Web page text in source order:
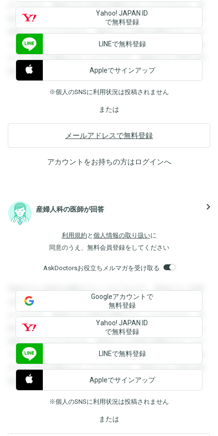
ができます。登録すると回答を閲覧することができます。登
録すると回答を閲覧することができます。登録すると回答を
閲覧することができます。登録すると回答を閲覧することが
できます。登録すると回答を閲覧することができます。登録
すると回答を閲覧することができます。登録すると回答を閲
覧することができます。
Yahoo! JAPAN ID
で無料登録
LINEで無料登録
Appleでサインアップ
※個人のSNSに利用状況は投稿されません
または
メールアドレスで無料登録
アカウントをお持ちの方はログインへ
産婦人科の医師が回答 navigate_next
利用規約 と 個人情報の取り扱いに
同意のうえ、無料会員登録をしてください
AskDoctorsお役立ちメルマガを受け取る
登録すると回答を閲覧することができます。登録すると回答
を閲覧することができます。登録すると回答を閲覧すること
ができます。登録すると回答を閲覧することができます。登
録すると回答を閲覧することができます。登録すると回答を
閲覧することができます。登録すると回答を閲覧することが
できます。登録すると回答を閲覧することができます。登録
すると回答を閲覧することができます。登録すると回答を閲
覧することができます。
Googleアカウントで
無料登録
Yahoo! JAPAN ID
で無料登録
LINEで無料登録
Appleでサインアップ
※個人のSNSに利用状況は投稿されません
または